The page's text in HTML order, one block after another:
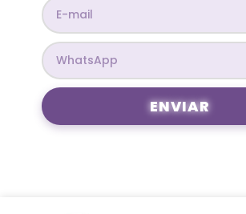
ENVIAR